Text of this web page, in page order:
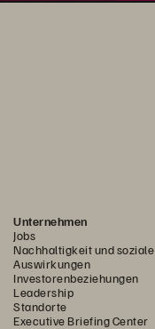
Unternehmen
Jobs
Nachhaltigkeit und soziale
Auswirkungen
Investorenbeziehungen
Leadership
Standorte
Executive Briefing Center